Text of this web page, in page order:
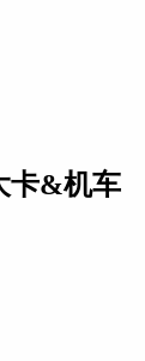
卡&机车